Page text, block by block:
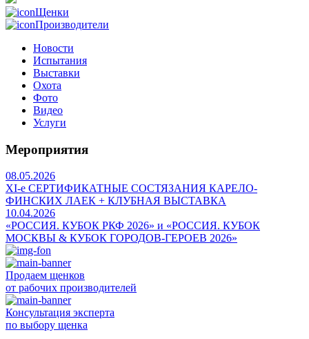
Щенки
Производители
Новости
Испытания
Выставки
Охота
Фото
Видео
Услуги
Мероприятия
08.05.2026
ХI-е СЕРТИФИКАТНЫЕ СОСТЯЗАНИЯ КАРЕЛО-
ФИНСКИХ ЛАЕК + КЛУБНАЯ ВЫСТАВКА
10.04.2026
«РОССИЯ. КУБОК РКФ 2026» и «РОССИЯ. КУБОК
МОСКВЫ & КУБОК ГОРОДОВ-ГЕРОЕВ 2026»
Продаем щенков
от рабочих производителей
Консультация эксперта
по выбору щенка